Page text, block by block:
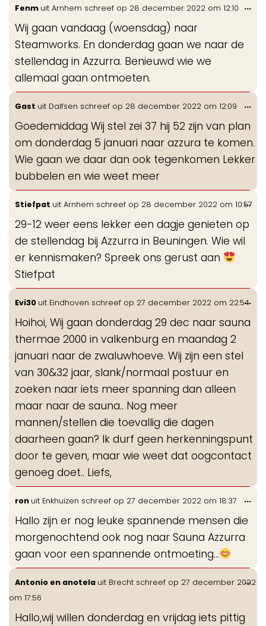
Fenm uit Arnhem schreef op 28 december 2022 om 12:10
Wij gaan vandaag (woensdag) naar
Steamworks. En donderdag gaan we naar de
stellendag in Azzurra. Benieuwd wie we
allemaal gaan ontmoeten.
...
Gast uit Dalfsen schreef op 28 december 2022 om 12:09
Goedemiddag Wij stel zei 37 hij 52 zijn van plan
om donderdag 5 januari naar azzura te komen.
Wie gaan we daar dan ook tegenkomen Lekker
bubbelen en wie weet meer
...
Stiefpat uit Arnhem schreef op 28 december 2022 om 10:57
29-12 weer eens lekker een dagje genieten op
de stellendag bij Azzurra in Beuningen. Wie wil
er kennismaken? Spreek ons gerust aan
Stiefpat
...
Evi30 uit Eindhoven schreef op 27 december 2022 om 22:54
Hoihoi, Wij gaan donderdag 29 dec naar sauna
thermae 2000 in valkenburg en maandag 2
januari naar de zwaluwhoeve. Wij zijn een stel
van 30&32 jaar, slank/normaal postuur en
zoeken naar iets meer spanning dan alleen
maar naar de sauna.. Nog meer
mannen/stellen die toevallig die dagen
daarheen gaan? Ik durf geen herkenningspunt
door te geven, maar wie weet dat oogcontact
genoeg doet.. Liefs,
...
ron uit Enkhuizen schreef op 27 december 2022 om 18:37
Hallo zijn er nog leuke spannende mensen die
morgenochtend ook nog naar Sauna Azzurra
gaan voor een spannende ontmoeting...
...
Antonio en anotela uit Brecht schreef op 27 december 2022
om 17:56
Hallo,wij willen donderdag en vrijdag iets pittig
...